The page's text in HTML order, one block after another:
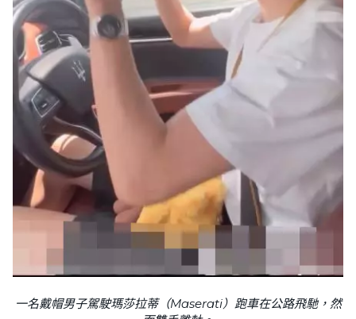
一名戴帽男子駕駛瑪莎拉蒂（Maserati）跑車在公路飛馳，然